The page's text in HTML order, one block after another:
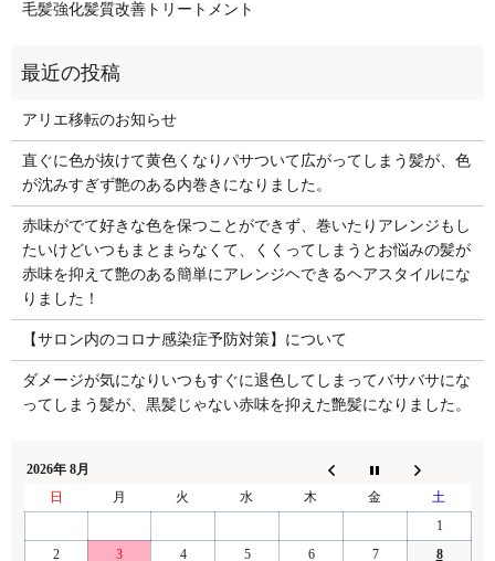
毛髪強化髪質改善トリートメント
アリエ移転のお知らせ
直ぐに色が抜けて黄色くなりパサついて広がってしまう髪が、色
が沈みすぎず艶のある内巻きになりました。
赤味がでて好きな色を保つことができず、巻いたりアレンジもし
たいけどいつもまとまらなくて、くくってしまうとお悩みの髪が
赤味を抑えて艶のある簡単にアレンジヘできるヘアスタイルにな
りました！
【サロン内のコロナ感染症予防対策】について
ダメージが気になりいつもすぐに退色してしまってバサバサにな
ってしまう髪が、黒髪じゃない赤味を抑えた艶髪になりました。
2026年 8月
日
月 火 水 木 金
土
1
2
3 4 5 6 7 8